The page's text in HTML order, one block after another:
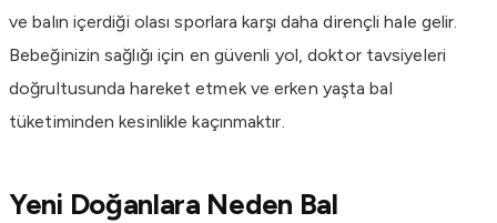
ve balın içerdiği olası sporlara karşı daha dirençli hale gelir.
Bebeğinizin sağlığı için en güvenli yol, doktor tavsiyeleri
doğrultusunda hareket etmek ve erken yaşta bal
tüketiminden kesinlikle kaçınmaktır.
Yeni Doğanlara Neden Bal